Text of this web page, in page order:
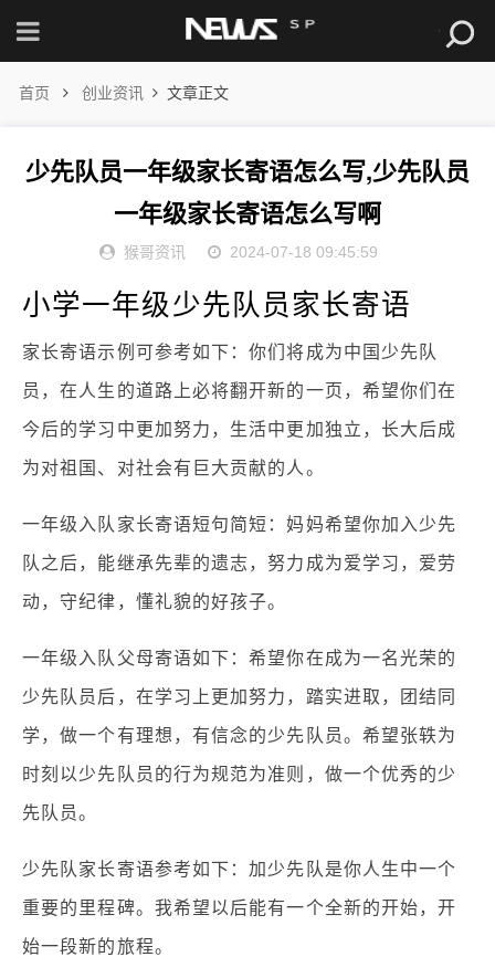
首页 创业资讯 文章正文
少先队员一年级家长寄语怎么写,少先队员
一年级家长寄语怎么写啊
猴哥资讯 2024-07-18 09:45:59
小学一年级少先队员家长寄语
家长寄语示例可参考如下：你们将成为中国少先队
员，在人生的道路上必将翻开新的一页，希望你们在
今后的学习中更加努力，生活中更加独立，长大后成
为对祖国、对社会有巨大贡献的人。
一年级入队家长寄语短句简短：妈妈希望你加入少先
队之后，能继承先辈的遗志，努力成为爱学习，爱劳
动，守纪律，懂礼貌的好孩子。
一年级入队父母寄语如下：希望你在成为一名光荣的
少先队员后，在学习上更加努力，踏实进取，团结同
学，做一个有理想，有信念的少先队员。希望张轶为
时刻以少先队员的行为规范为准则，做一个优秀的少
先队员。
少先队家长寄语参考如下：加少先队是你人生中一个
重要的里程碑。我希望以后能有一个全新的开始，开
始一段新的旅程。